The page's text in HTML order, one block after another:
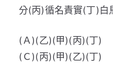
分(丙)循名責實(丁)白
(Ａ)(乙)(甲)(丙)(
(Ｃ)(丙)(甲)(乙)(丁